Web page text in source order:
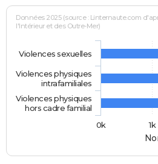
Données 2025 (source : Linternaute.com
l'Intérieur et des Outre-Mer)
Violences sexuelles
Violences physiques
intrafamiliales
Violences physiques
hors cadre familial
0k
1k